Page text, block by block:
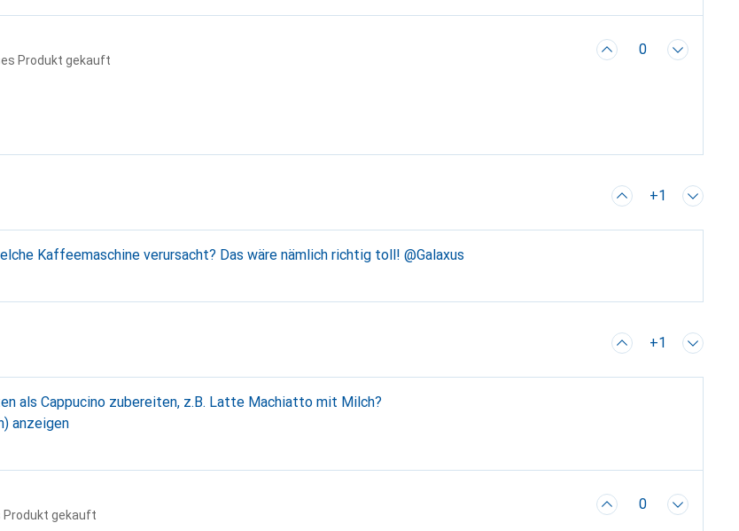
Produkt gekauft
0
+1
Kaffeemaschine verursacht? Das wäre nämlich richtig toll! @Galaxus
+1
als Cappucino zubereiten, z.B. Latte Machiatto mit Milch?
anzeigen
Produkt gekauft
0